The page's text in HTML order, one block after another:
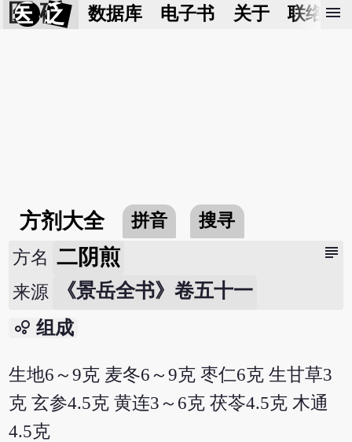
医 砭 数据库 电子书 关于 联络我
menu
方剂大全 拼音 搜寻
subject
方名 二阴煎
来源 《景岳全书》卷五十一
bubble_chart 组成
生地6～9克 麦冬6～9克 枣仁6克 生甘草3
克 玄参4.5克 黄连3～6克 茯苓4.5克 木通
4.5克